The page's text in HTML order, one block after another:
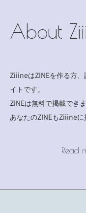
About
ZiiineはZINEを作る方
イトです。
ZINEは無料で掲載できま
あなたのZINEもZiiineに
Read